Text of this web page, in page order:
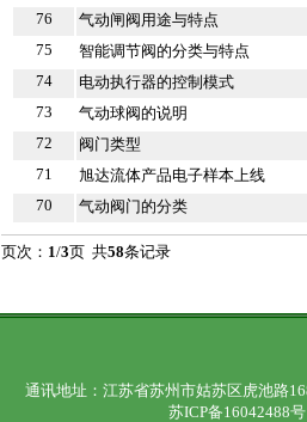
76
气动闸阀用途与特点
75
智能调节阀的分类与特点
74
电动执行器的控制模式
73
气动球阀的说明
72
阀门类型
71
旭达流体产品电子样本上线
70
气动阀门的分类
页次： 1/3页 共58条记录
通讯地址：江苏省苏州市姑苏区虎池
苏ICP备16042488号